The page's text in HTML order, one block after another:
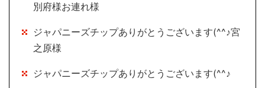
別府様お連れ様
ジャパニーズチップありがとうございます(^^♪宮
之原様
ジャパニーズチップありがとうございます(^^♪